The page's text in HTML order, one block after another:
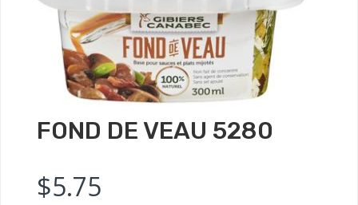
FOND DE VEAU 5280
$5.75